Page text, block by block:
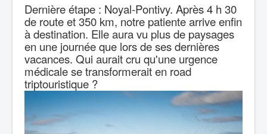
Dernière étape : Noyal-Pontivy. Après 4 h 30
de route et 350 km, notre patiente arrive enfin
à destination. Elle aura vu plus de paysages
en une journée que lors de ses dernières
vacances. Qui aurait cru qu'une urgence
médicale se transformerait en road
triptouristique ?